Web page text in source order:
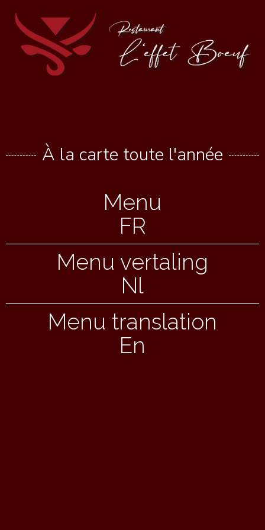
À la carte toute l'année
Menu
FR
Menu vertaling
Nl
Menu translation
En